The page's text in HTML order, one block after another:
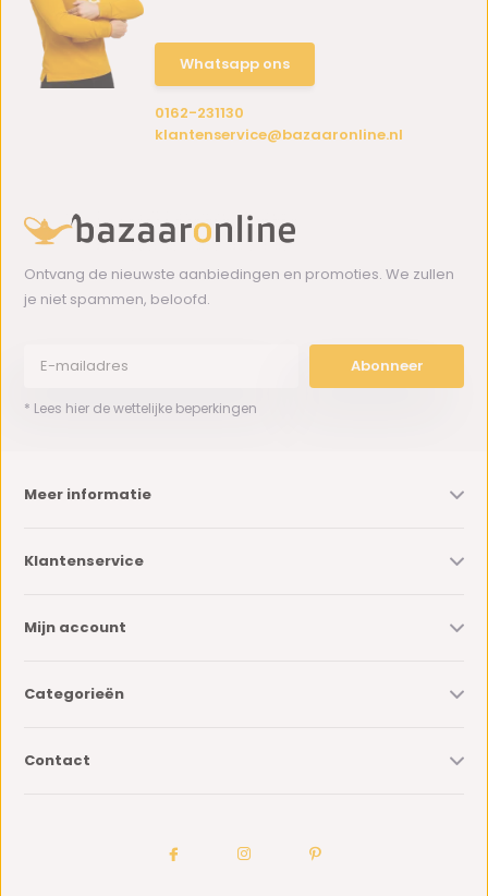
Whatsapp ons
0162-231130
klantenservice@bazaaronline.nl
Ontvang de nieuwste aanbiedingen en promoties. We zullen
je niet spammen, beloofd.
Abonneer
* Lees hier de wettelijke beperkingen
Meer informatie
Klantenservice
Mijn account
Categorieën
Contact